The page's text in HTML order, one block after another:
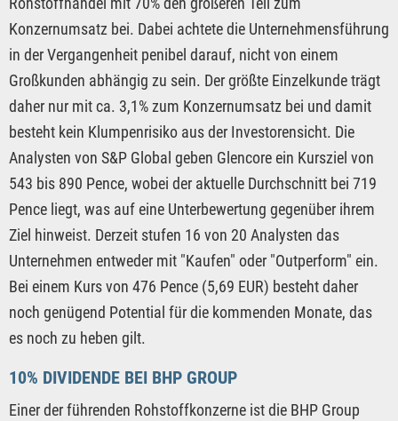
Konzernumsatz bei. Dabei achtete die Unternehmensführung
in der Vergangenheit penibel darauf, nicht von einem
Großkunden abhängig zu sein. Der größte Einzelkunde trägt
daher nur mit ca. 3,1% zum Konzernumsatz bei und damit
besteht kein Klumpenrisiko aus der Investorensicht. Die
Analysten von S&P Global geben Glencore ein Kursziel von
543 bis 890 Pence, wobei der aktuelle Durchschnitt bei 719
Pence liegt, was auf eine Unterbewertung gegenüber ihrem
Ziel hinweist. Derzeit stufen 16 von 20 Analysten das
Unternehmen entweder mit "Kaufen" oder "Outperform" ein.
Bei einem Kurs von 476 Pence (5,69 EUR) besteht daher
noch genügend Potential für die kommenden Monate, das
es noch zu heben gilt.
10% DIVIDENDE BEI BHP GROUP
Einer der führenden Rohstoffkonzerne ist die BHP Group